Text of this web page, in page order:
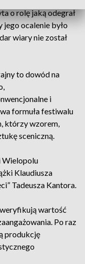
o rolę jaką odegrał
jego ocalenie było
wiary nie został
to dowód na
i
formuła festiwalu
którzy wzorem,
sceniczną.
Wielopolu
Klaudiusza
Tadeusza Kantora.
wartość
Po raz
produkcję